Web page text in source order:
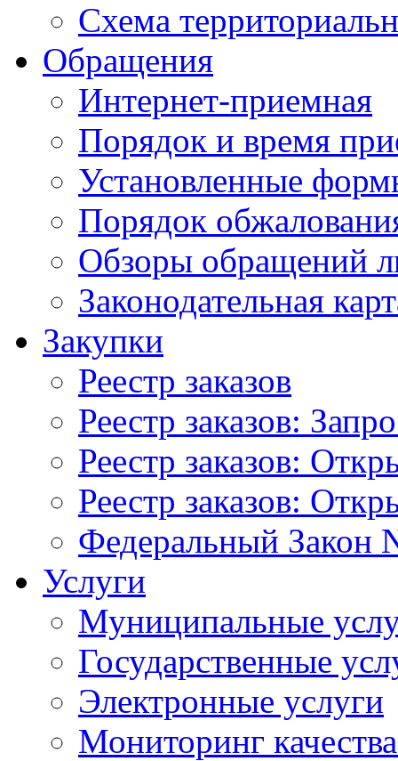
Схема
Обращения
Интернет-приемная
Порядок и время
Установленные
Порядок
Обзоры обращений
Законодательная
Закупки
Реестр заказов
Реестр заказов:
Реестр заказов:
Реестр заказов:
Федеральный Закон
Услуги
Муниципальные
Государственные
Электронные услуги
Мониторинг